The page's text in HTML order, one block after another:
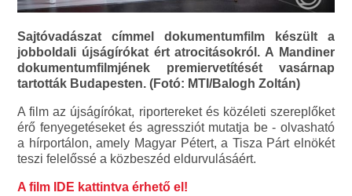
Sajtóvadászat címmel dokumentumfilm készült a
jobboldali újságírókat ért atrocitásokról. A Mandiner
dokumentumfilmjének premiervetítését vasárnap
tartották Budapesten. (Fotó: MTI/Balogh Zoltán)
A film az újságírókat, riportereket és közéleti szereplőket
érő fenyegetéseket és agressziót mutatja be - olvasható
a hírportálon, amely Magyar Pétert, a Tisza Párt elnökét
teszi felelőssé a közbeszéd eldurvulásáért.
A film IDE kattintva érhető el!